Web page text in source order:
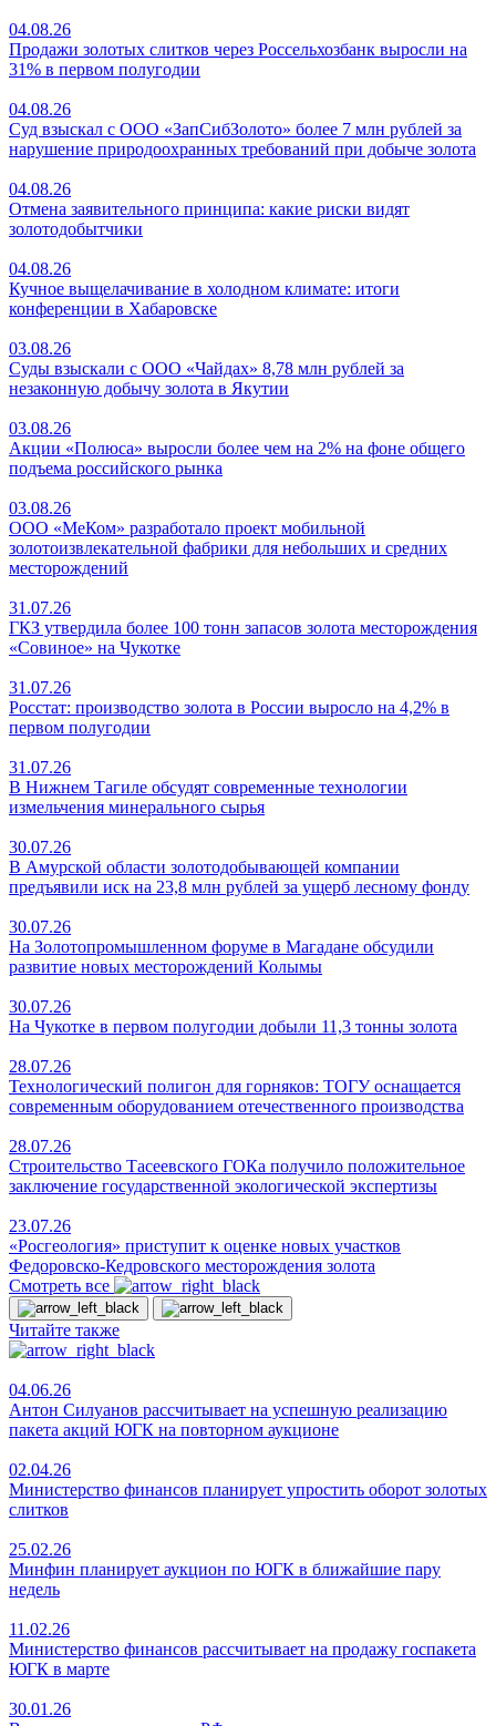
04.08.26
Продажи золотых слитков через Россельхозбанк выросли на
31% в первом полугодии
04.08.26
Суд взыскал с ООО «ЗапСибЗолото» более 7 млн рублей за
нарушение природоохранных требований при добыче золота
04.08.26
Отмена заявительного принципа: какие риски видят
золотодобытчики
04.08.26
Кучное выщелачивание в холодном климате: итоги
конференции в Хабаровске
03.08.26
Суды взыскали с ООО «Чайдах» 8,78 млн рублей за
незаконную добычу золота в Якутии
03.08.26
Акции «Полюса» выросли более чем на 2% на фоне общего
подъема российского рынка
03.08.26
ООО «МеКом» разработало проект мобильной
золотоизвлекательной фабрики для небольших и средних
месторождений
31.07.26
ГКЗ утвердила более 100 тонн запасов золота месторождения
«Совиное» на Чукотке
31.07.26
Росстат: производство золота в России выросло на 4,2% в
первом полугодии
31.07.26
В Нижнем Тагиле обсудят современные технологии
измельчения минерального сырья
30.07.26
В Амурской области золотодобывающей компании
предъявили иск на 23,8 млн рублей за ущерб лесному фонду
30.07.26
На Золотопромышленном форуме в Магадане обсудили
развитие новых месторождений Колымы
30.07.26
На Чукотке в первом полугодии добыли 11,3 тонны золота
28.07.26
Технологический полигон для горняков: ТОГУ оснащается
современным оборудованием отечественного производства
28.07.26
Строительство Тасеевского ГОКа получило положительное
заключение государственной экологической экспертизы
23.07.26
«Росгеология» приступит к оценке новых участков
Федоровско-Кедровского месторождения золота
Смотреть все
Читайте также
04.06.26
Антон Силуанов рассчитывает на успешную реализацию
пакета акций ЮГК на повторном аукционе
02.04.26
Министерство финансов планирует упростить оборот золотых
слитков
25.02.26
Минфин планирует аукцион по ЮГК в ближайшие пару
недель
11.02.26
Министерство финансов рассчитывает на продажу госпакета
ЮГК в марте
30.01.26